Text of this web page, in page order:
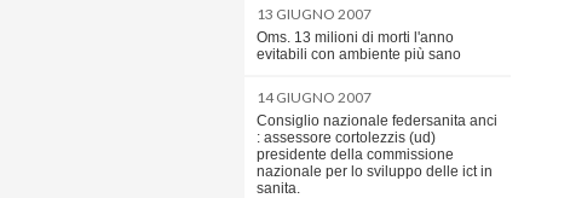
13 GIUGNO 2007
Oms. 13 milioni di morti l'anno
evitabili con ambiente più sano
14 GIUGNO 2007
Consiglio nazionale federsanita anci
: assessore cortolezzis (ud)
presidente della commissione
nazionale per lo sviluppo delle ict in
sanita.